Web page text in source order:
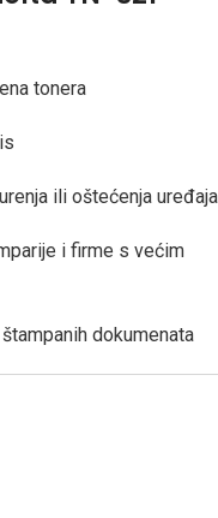
tonera
ili oštećenja uređaja
i firme s većim
dokumenata